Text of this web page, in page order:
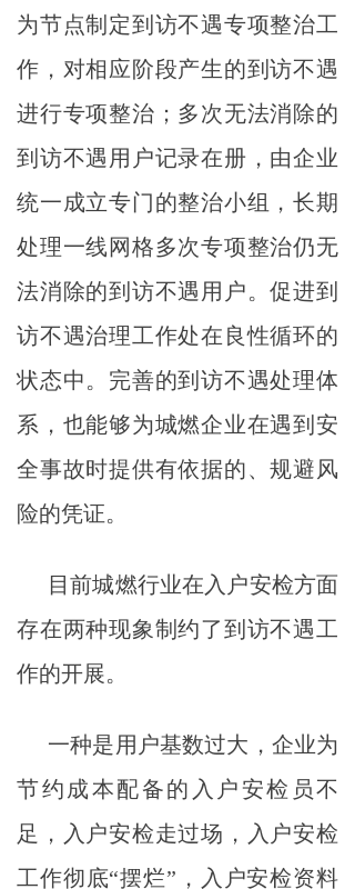
为节点制定到访不遇专项整治工
作，对相应阶段产生的到访不遇
进行专项整治；多次无法消除的
到访不遇用户记录在册，由企业
统一成立专门的整治小组，长期
处理一线网格多次专项整治仍无
法消除的到访不遇用户。促进到
访不遇治理工作处在良性循环的
状态中。完善的到访不遇处理体
系，也能够为城燃企业在遇到安
全事故时提供有依据的、规避风
险的凭证。
目前城燃行业在入户安检方面
存在两种现象制约了到访不遇工
作的开展。
一种是用户基数过大，企业为
节约成本配备的入户安检员不
足，入户安检走过场，入户安检
工作彻底“摆烂”，入户安检资料